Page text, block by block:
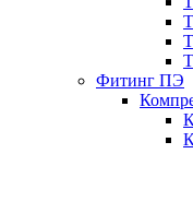
Фитинг ПЭ